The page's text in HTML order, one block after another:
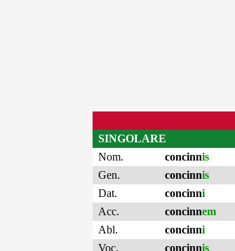
SINGOLARE
Nom.
concinnis
Gen.
concinnis
Dat.
concinni
Acc.
concinnem
Abl.
concinni
Voc.
concinnis